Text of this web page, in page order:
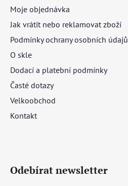
Moje objednávka
Jak vrátit nebo reklamovat zboží
Podmínky ochrany osobních údajů
O skle
Dodací a platební podmínky
Časté dotazy
Velkoobchod
Kontakt
Odebírat newsletter